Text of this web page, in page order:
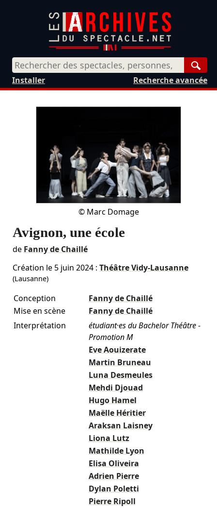
Recherche avancée
Installer
© Marc Domage
Avignon, une école
de Fanny de Chaillé
Création le 5 juin 2024: Théâtre Vidy-Lausanne
(Lausanne)
Conception
Fanny de Chaillé
Mise en scène
Fanny de Chaillé
Interprétation
étudiant·es du Bachelor Théâtre -
Promotion M
Eve Aouizerate
Martin Bruneau
Luna Desmeules
Mehdi Djouad
Hugo Hamel
Maëlle Héritier
Araksan Laisney
Liona Lutz
Mathilde Lyon
Elisa Oliveira
Adrien Pierre
Dylan Poletti
Pierre Ripoll